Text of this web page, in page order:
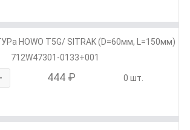
HOWO T5G/ SITRAK (D=60мм, L=150мм)
712W47301-0133+001
444 ₽ 0 шт.